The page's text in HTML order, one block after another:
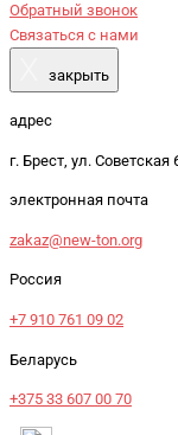
Обратный звонок
Связаться с нами
закрыть
адрес
г. Брест, ул.
электронная почта
zakaz@new-ton.org
Россия
+7 910 761 09 02
Беларусь
+375 33 607 00 70